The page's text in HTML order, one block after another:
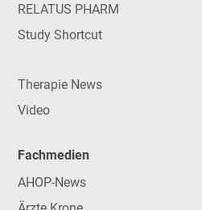
RELATUS PHARM
Study Shortcut
Therapie News
Video
Fachmedien
AHOP-News